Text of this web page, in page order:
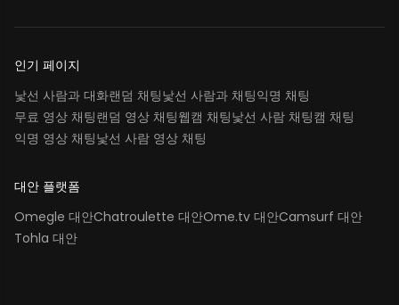
인기 페이지
낯선 사람과 대화랜덤 채팅낯선 사람과 채팅익명 채팅
무료 영상 채팅랜덤 영상 채팅웹캠 채팅낯선 사람 채팅캠 채팅
익명 영상 채팅낯선 사람 영상 채팅
대안 플랫폼
Omegle 대안Chatroulette 대안Ome.tv 대안Camsurf 대안
Tohla 대안